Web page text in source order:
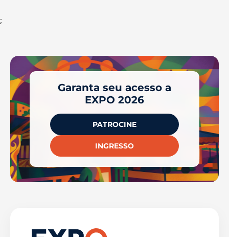
;
Garanta seu acesso a
EXPO 2026
PATROCINE
INGRESSO